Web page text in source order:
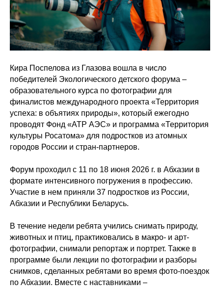
Кира Поспелова из Глазова вошла в число
победителей Экологического детского форума –
образовательного курса по фотографии для
финалистов международного проекта «Территория
успеха: в объятиях природы», который ежегодно
проводят Фонд «АТР АЭС» и программа «Территория
культуры Росатома» для подростков из атомных
городов России и стран-партнеров.
Форум проходил с 11 по 18 июня 2026 г. в Абхазии в
формате интенсивного погружения в профессию.
Участие в нем приняли 37 подростков из России,
Абхазии и Республики Беларусь.
В течение недели ребята учились снимать природу,
животных и птиц, практиковались в макро- и арт-
фотографии, снимали репортаж и портрет. Также в
программе были лекции по фотографии и разборы
снимков, сделанных ребятами во время фото-поездок
по Абхазии. Вместе с наставниками –